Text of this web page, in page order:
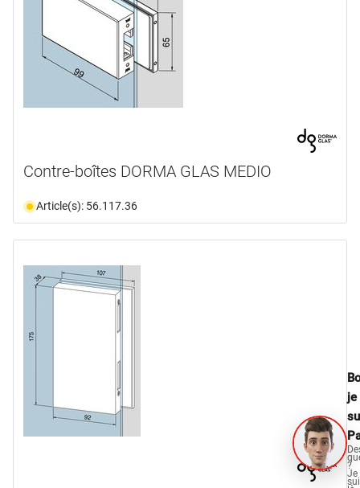
Contre-boîtes DORMA GLAS MEDIO
Article(s): 56.117.36
je
?
Je